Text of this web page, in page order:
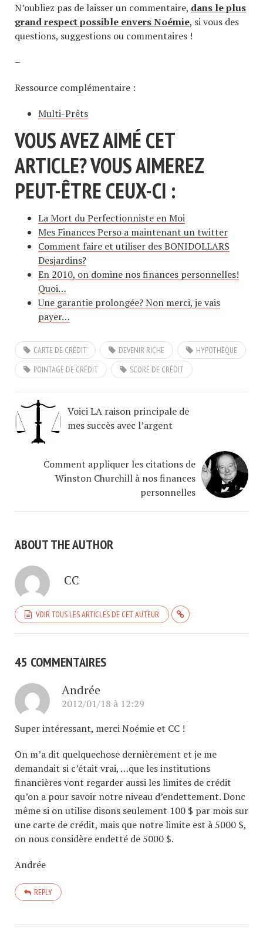
N’oubliez pas de laisser un commentaire, dans le plus
grand respect possible envers Noémie, si vous des
questions, suggestions ou commentaires !
–
Ressource complémentaire :
Multi-Prêts
VOUS AVEZ AIMÉ CET
ARTICLE? VOUS AIMEREZ
PEUT-ÊTRE CEUX-CI :
La Mort du Perfectionniste en Moi
Mes Finances Perso a maintenant un twitter
Comment faire et utiliser des BONIDOLLARS
Desjardins?
En 2010, on domine nos finances personnelles!
Quoi…
Une garantie prolongée? Non merci, je vais
payer…
CARTE DE CRÉDIT DEVENIR RICHE
HYPOTHÈQUE
POINTAGE DE CRÉDIT
SCORE DE CRÉDIT
Voici LA raison principale de
mes succès avec l’argent
Comment appliquer les citations de
Winston Churchill à nos finances
personnelles
ABOUT THE AUTHOR
CC
VOIR TOUS LES ARTICLES DE CET AUTEUR
45 COMMENTAIRES
Andrée
2012/01/18 à 12:29
Super intéressant, merci Noémie et CC !
On m’a dit quelquechose dernièrement et je me
demandait si c’était vrai, …que les institutions
financières vont regarder aussi les limites de crédit
qu’on a pour savoir notre niveau d’endettement. Donc
même si on utilise disons seulement 100 $ par mois sur
une carte de crédit, mais que notre limite est à 5000 $,
on nous considère endetté de 5000 $.
Andrée
REPLY